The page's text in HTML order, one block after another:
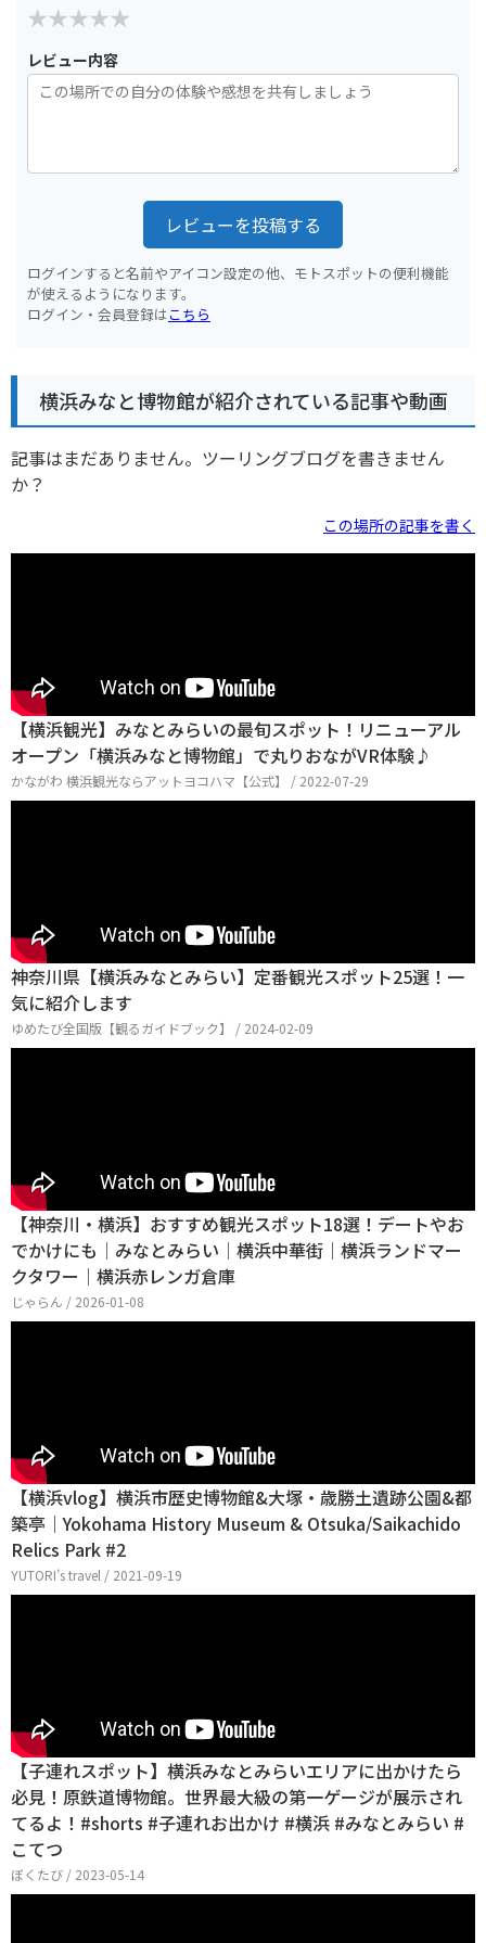
レビュー内容
レビューを投稿する
ログインすると名前やアイコン設定の他、モトスポットの便利機能
が使えるようになります。
ログイン・会員登録はこちら
横浜みなと博物館が紹介されている記事や動画
記事はまだありません。ツーリングブログを書きません
か？
この場所の記事を書く
【横浜観光】みなとみらいの最旬スポット！リニューアル
オープン「横浜みなと博物館」で丸りおながVR体験♪
かながわ 横浜観光ならアットヨコハマ【公式】 / 2022-07-29
神奈川県【横浜みなとみらい】定番観光スポット25選！一
気に紹介します
ゆめたび全国版【観るガイドブック】 / 2024-02-09
【神奈川・横浜】おすすめ観光スポット18選！デートやお
でかけにも│みなとみらい│横浜中華街│横浜ランドマー
クタワー│横浜赤レンガ倉庫
じゃらん / 2026-01-08
【横浜vlog】横浜市歴史博物館&大塚・歳勝土遺跡公園&都
築亭｜Yokohama History Museum & Otsuka/Saikachido
Relics Park #2
YUTORI’s travel / 2021-09-19
【子連れスポット】横浜みなとみらいエリアに出かけたら
必見！原鉄道博物館。世界最大級の第一ゲージが展示され
てるよ！#shorts #子連れお出かけ #横浜 #みなとみらい #
こてつ
ぼくたび / 2023-05-14